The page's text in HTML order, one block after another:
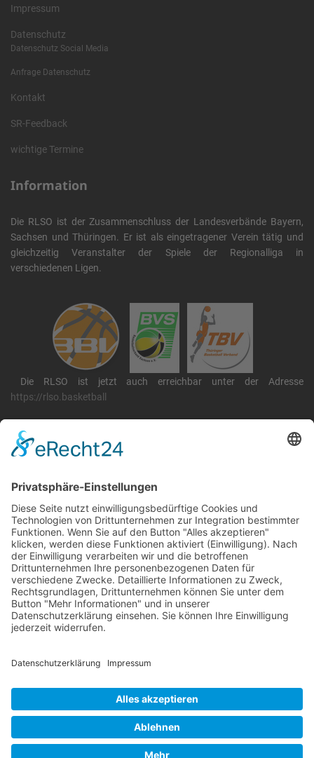
Impressum
Datenschutz
Datenschutz Social Media
Anfrage Datenschutz
Kontakt
SR-Feedback
wichtige Termine
Information
Die RLSO ist der Zusammenschluss der Landesverbände Bayern,
Sachsen und Thüringen. Er ist als eingetragener Verein tätig und
gleichzeitig Veranstalter der Spiele der Regionalliga in
verschiedenen Ligen.
Die RLSO ist jetzt auch erreichbar unter der Adresse
https://rlso.basketball
RLSO Minikalender
August 2026
Mo Di Mi Do Fr Sa
So
3127 28 29 30 31 1
2
3310 11 12
26 27 28
3